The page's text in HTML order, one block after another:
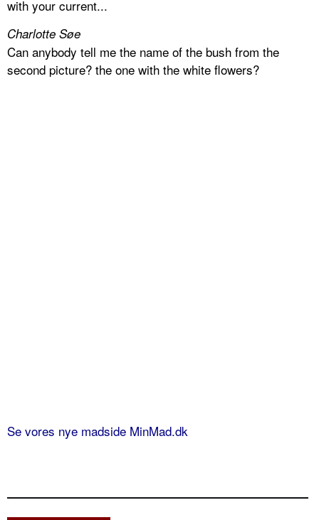
with your current...
Charlotte Søe
Can anybody tell me the name of the bush from the
second picture? the one with the white flowers?
Se vores nye madside MinMad.dk